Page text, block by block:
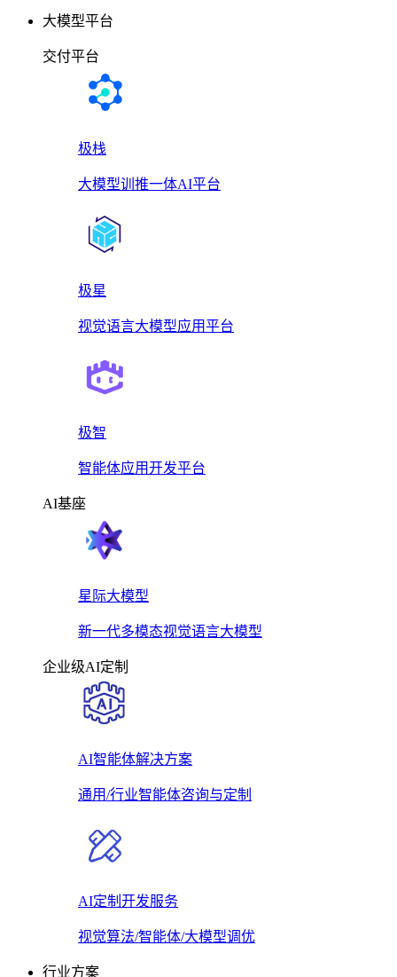
大模型平台
交付平台
极栈
大模型训推一体AI平台
极星
视觉语言大模型应用平台
极智
智能体应用开发平台
AI基座
星际大模型
新一代多模态视觉语言大模型
企业级AI定制
AI智能体解决方案
通用/行业智能体咨询与定制
AI定制开发服务
视觉算法/智能体/大模型调优
行业方案